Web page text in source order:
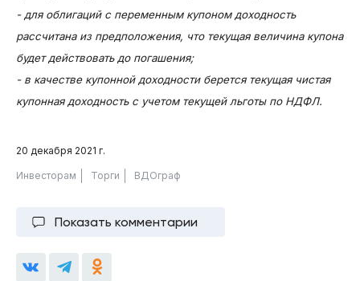
- для облигаций с переменным купоном доходность
рассчитана из предположения, что текущая величина купона
будет действовать до погашения;
- в качестве купонной доходности берется текущая чистая
купонная доходность с учетом текущей льготы по НДФЛ.
20 декабря 2021 г.
Инвесторам Торги ВДОграф
Показать комментарии